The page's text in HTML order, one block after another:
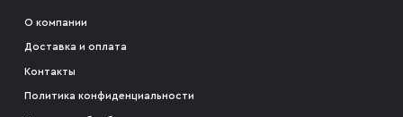
О компании
Доставка и оплата
Контакты
Политика конфиденциальности